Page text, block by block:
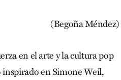
(Begoña Méndez)
en el arte y la cultura pop
en Simone Weil,